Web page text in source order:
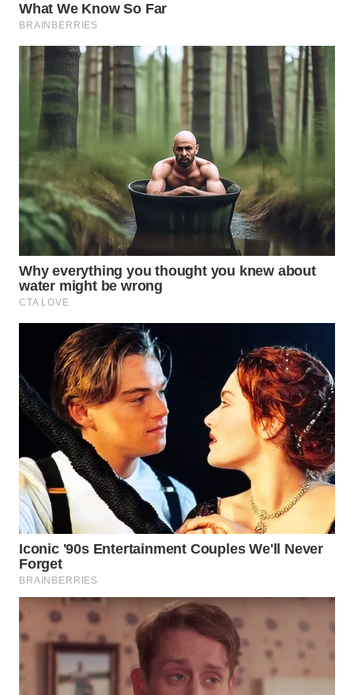
WN
SUMEDANG
WN
CIANJUR
WN
KEPULAUAN
SERIBU
WN
TANGERANG
WN
BINJAI
CIREBON
WN
INDRAMAYU
WN
KUNINGAN
WN
MAJALENGKA
WN
SUBANG
WN
SUKABUMI
PURWAKARTA